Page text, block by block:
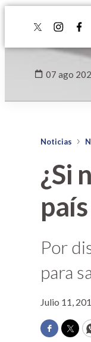
twitter
07 ago
Noticias
¿Si
Por
para
Julio 11,